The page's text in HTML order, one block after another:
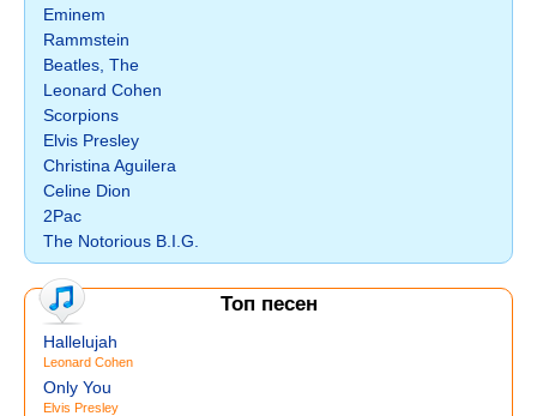
Eminem
Rammstein
Beatles, The
Leonard Cohen
Scorpions
Elvis Presley
Christina Aguilera
Celine Dion
2Pac
The Notorious B.I.G.
Топ песен
Hallelujah
Leonard Cohen
Only You
Elvis Presley